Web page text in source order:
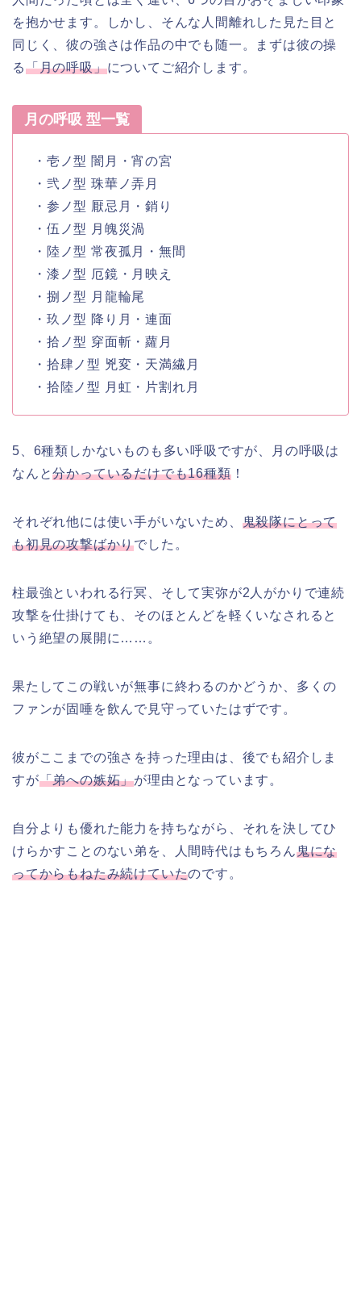
を抱かせます。しかし、そんな人間離れした見た目と
同じく、彼の強さは作品の中でも随一。まずは彼の操
る「月の呼吸」についてご紹介します。
月の呼吸 型一覧
・壱ノ型 闇月・宵の宮
・弐ノ型 珠華ノ弄月
・参ノ型 厭忌月・銷り
・伍ノ型 月魄災渦
・陸ノ型 常夜孤月・無間
・漆ノ型 厄鏡・月映え
・捌ノ型 月龍輪尾
・玖ノ型 降り月・連面
・拾ノ型 穿面斬・蘿月
・拾肆ノ型 兇変・天満繊月
・拾陸ノ型 月虹・片割れ月
5、6種類しかないものも多い呼吸ですが、月の呼吸は
なんと分かっているだけでも16種類！
それぞれ他には使い手がいないため、 鬼殺隊にとって
も初見の攻撃ばかりでした。
柱最強といわれる行冥、そして実弥が2人がかりで連続
攻撃を仕掛けても、そのほとんどを軽くいなされると
いう絶望の展開に……。
果たしてこの戦いが無事に終わるのかどうか、多くの
ファンが固唾を飲んで見守っていたはずです。
彼がここまでの強さを持った理由は、後でも紹介しま
すが「弟への嫉妬」が理由となっています。
自分よりも優れた能力を持ちながら、それを決してひ
けらかすことのない弟を、人間時代はもちろん鬼にな
ってからもねたみ続けていたのです。